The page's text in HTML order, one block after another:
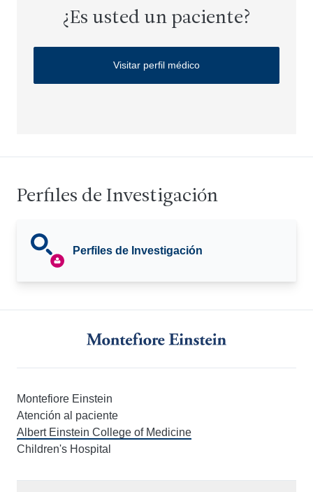
¿Es usted un paciente?
Visitar perfil médico
Perfiles de Investigación
Perfiles de Investigación
Montefiore Einstein
Atención al paciente
Albert Einstein College of Medicine
Children's Hospital